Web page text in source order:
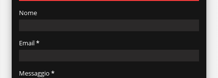
Nome
Email*
Messaggio *